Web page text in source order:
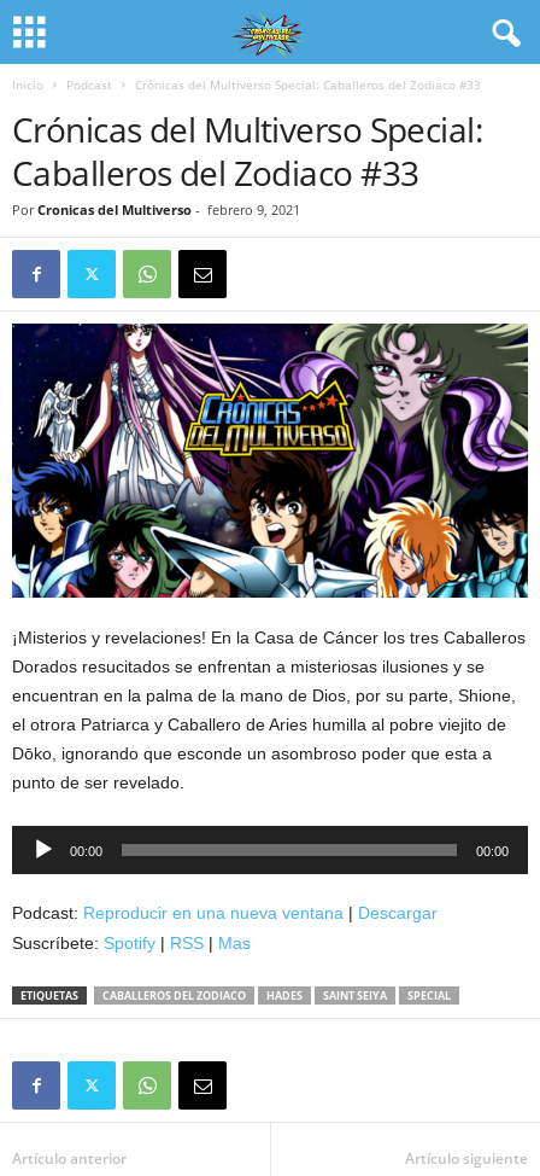
Inicio Podcast Crónicas del Multiverso Special: Caballeros del Zodiaco #33
Crónicas del Multiverso Special:
Caballeros del Zodiaco #33
Por Cronicas del Multiverso - febrero 9, 2021
¡Misterios y revelaciones! En la Casa de Cáncer los tres Caballeros
Dorados resucitados se enfrentan a misteriosas ilusiones y se
encuentran en la palma de la mano de Dios, por su parte, Shione,
el otrora Patriarca y Caballero de Aries humilla al pobre viejito de
Dōko, ignorando que esconde un asombroso poder que esta a
punto de ser revelado.
Reproductor
00:00 00:00
Podcast: Reproducir en una nueva ventana | Descargar
Suscríbete: Spotify | RSS | Mas
ETIQUETAS CABALLEROS DEL ZODIACO HADES SAINT SEIYA SPECIAL
Artículo anterior Artículo siguiente